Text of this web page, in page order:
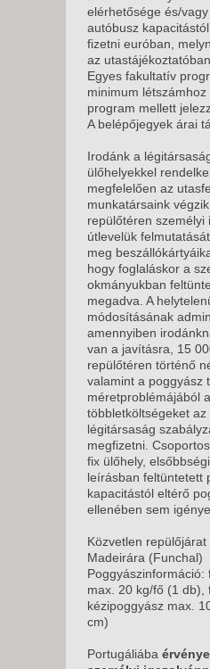
elérhetősége és/
autóbusz
fizetni euróban,
az
Egyes fakultatív
minimum
program mellett
A belépőjegyek árai
Irodánk a
ülőhelyekkel
megfelelően az
munkatársaink
repülőtéren személyi
útlevelük
meg
hogy foglaláskor a
okmányukban
megadva. A
módosításának
amennyiben
van a javításra, 15
repülőtéren történő
valamint a poggyász
méretproblémájából
többletköltségeket az
légitársaság
megfizetni.
fix ülőhely,
leírásban feltüntetett
kapacitástól eltérő
ellenében sem
Közvetlen
Madeirára (Funchal)
max. 20 kg/fő (1 db),
kézipoggyász max.
cm)
Portugáliába